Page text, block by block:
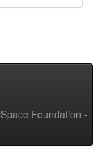
Foundation -